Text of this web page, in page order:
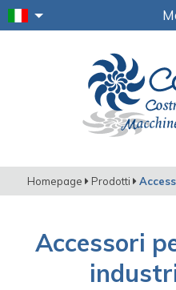
Homepage Prodotti
Accessori